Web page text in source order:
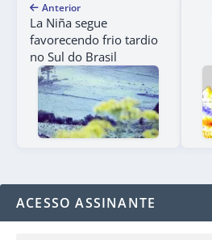
Anterior
La Niña segue
favorecendo frio tardio
no Sul do Brasil
ACESSO ASSINANTE